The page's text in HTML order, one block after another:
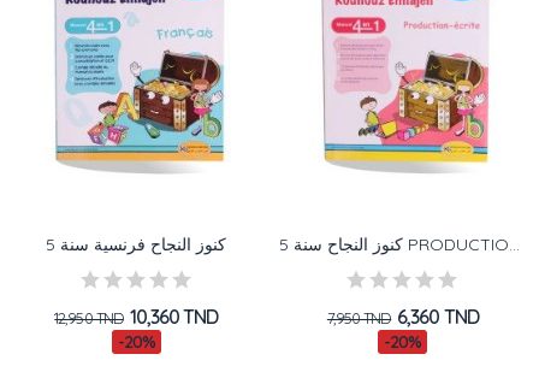
كنوز النجاح فرنسية سنة 5
12,950 TND 10,360 TND
-20%
7,950 TND 6,360 TND
-20%